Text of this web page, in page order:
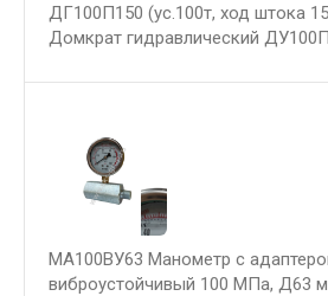
ДГ100П150 (ус.100т, ход штока
Домкрат гидравлический
МА100ВУ63 Манометр с
виброустойчивый 100 МПа, Д63